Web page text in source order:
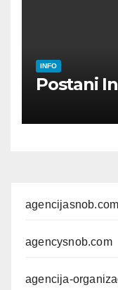
INFO
Postani
agencijasnob.com
agencysnob.com
agencija-